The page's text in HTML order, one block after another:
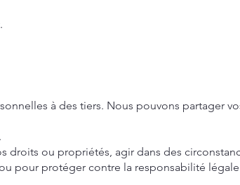
à des tiers. Nous pouvons partager
ou propriétés, agir dans des
pour protéger contre la responsabilité